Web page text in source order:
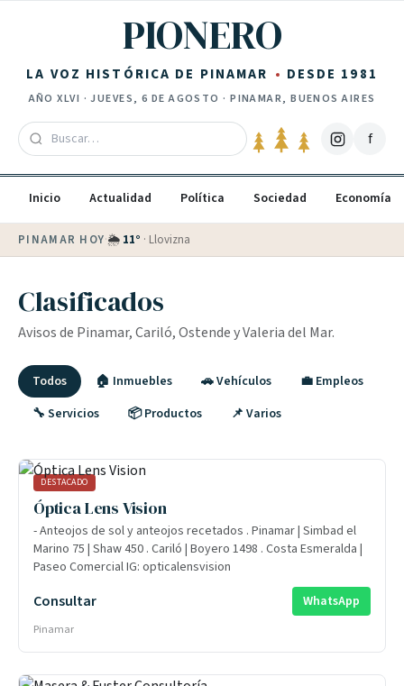
PIONERO
LA VOZ HISTÓRICA DE PINAMAR DESDE 1981
AÑOXLVI ·JUEVES, 6 DE AGOSTO · PINAMAR, BUENOS AIRES
f
Inicio Actualidad Política Sociedad Economía
PINAMAR HOY·💵 Dólar blue$1540
Clasificados
Avisos de Pinamar, Cariló, Ostende y Valeria del Mar.
Todos 🏠 Inmuebles 🚗 Vehículos
💼 Empleos
🔧 Servicios
📦 Productos 📌 Varios
DESTACADO
Óptica Lens Vision
- Anteojos de sol y anteojos recetados . Pinamar | Simbad el
Marino 75 | Shaw 450 . Cariló | Boyero 1498 . Costa Esmeralda |
Paseo Comercial IG: opticalensvision
Consultar WhatsApp
Pinamar